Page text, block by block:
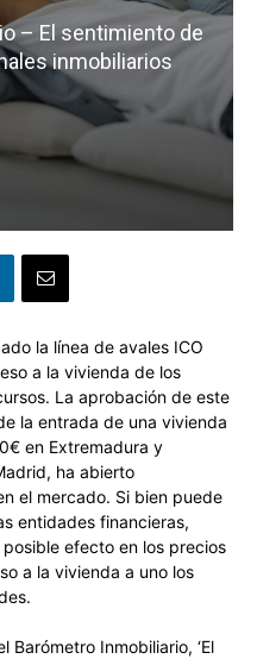
– El sentimiento de
inmobiliarios
la línea de avales ICO
a la vivienda de los
La aprobación de este
la entrada de una vivienda
en Extremadura y
ha abierto
el mercado. Si bien puede
entidades financieras,
efecto en los precios
a la vivienda a uno los
Barómetro Inmobiliario, ‘El